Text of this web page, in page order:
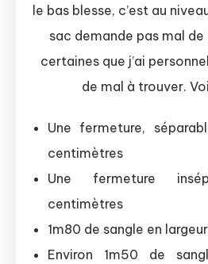
le bas blesse, c’est au
sac demande pas mal
certaines que j’ai
de mal à trouver.
Une fermeture,
centimètres
Une fermeture
centimètres
1m80 de sangle en
Environ 1m50 de